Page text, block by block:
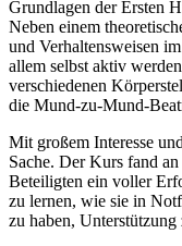
Grundlagen der Ersten
Neben einem
und Verhaltensweisen
allem selbst aktiv
verschiedenen
die Mund-zu-Mund-
Mit großem Interesse
Sache. Der Kurs fand
Beteiligten ein voller
zu lernen, wie sie in
zu haben, Unterstützung